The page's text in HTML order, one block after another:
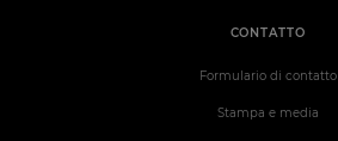
CONTATTO
Formulario di contatto
Stampa e media